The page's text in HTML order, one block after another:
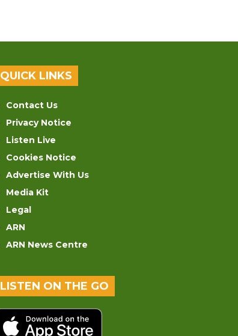
QUICK LINKS
Contact Us
Privacy Notice
Listen Live
Cookies Notice
Advertise With Us
Media Kit
Legal
ARN
ARN News Centre
LISTEN ON THE GO